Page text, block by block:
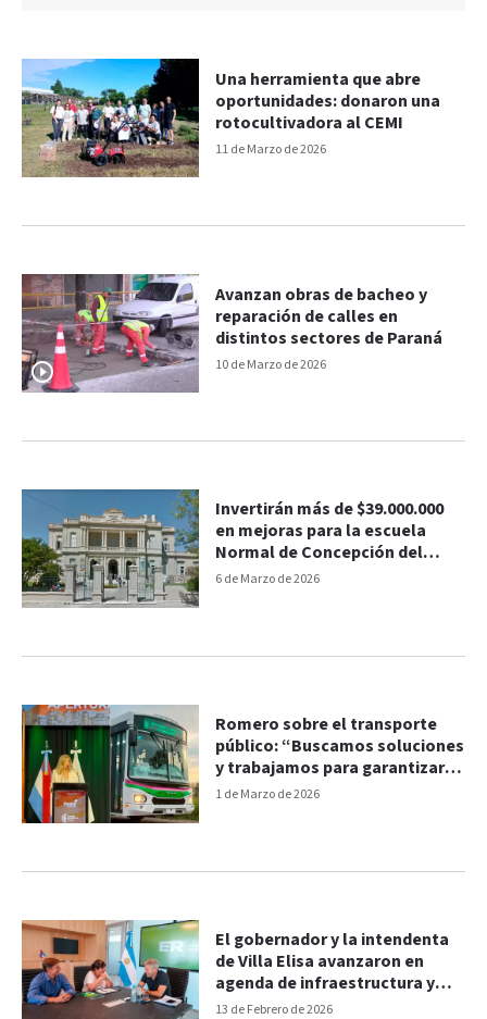
11 de Marzo de 2026
Una herramienta que abre
oportunidades: donaron una
rotocultivadora al CEMI
10 de Marzo de 2026
Avanzan obras de bacheo y
reparación de calles en
distintos sectores de Paraná
6 de Marzo de 2026
Invertirán más de $39.000.000
en mejoras para la escuela
Normal de Concepción del
Uruguay
1 de Marzo de 2026
Romero sobre el transporte
público: “Buscamos soluciones
y trabajamos para garantizar el
servicio"
13 de Febrero de 2026
El gobernador y la intendenta
de Villa Elisa avanzaron en
agenda de infraestructura y
salud